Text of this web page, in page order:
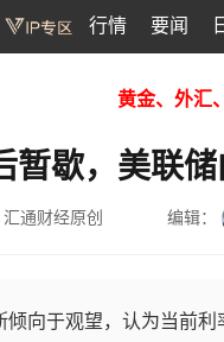
行情 要闻
黄金、外汇
暂歇，美联
通财经原创 编辑：
倾向于观望，认为当前